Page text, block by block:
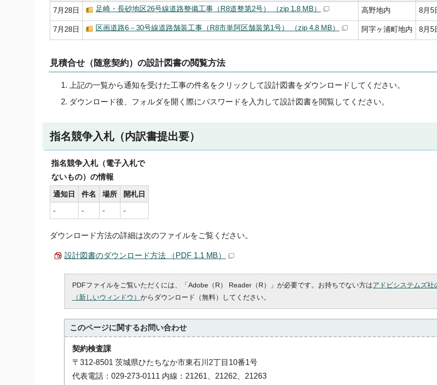
7月28日
足崎・長砂地区26号線道路整備工事（R8道整第2号） （zip 1.8 MB） 高野地内 8月5
7月28日 区画道路6－30号線道路舗装工事（R8市単阿区舗装第1号） （zip 4.8 MB） 阿字ヶ浦町地内 8月5
見積合せ（随意契約）の設計図書の閲覧方法
上記の一覧から通知を受けた工事の件名をクリックして設計図書をダウンロードしてください。
ダウンロード後、フォルダを開く際にパスワードを入力して設計図書を閲覧してください。
指名競争入札（内訳書提出要）
指名競争入札（電子入札で
ないもの）の情報
通知日 件名 場所
開札日
-
- - -
ダウンロード方法の詳細は次のファイルをご覧ください。
設計図書のダウンロード方法 （PDF 1.1 MB）
PDFファイルをご覧いただくには、「Adobe（R） Reader（R）」が必要です。お持ちでない方はアドビシステムズ社
（新しいウィンドウ） からダウンロード（無料）してください。
このページに関するお問い合わせ
契約検査課
〒312-8501 茨城県ひたちなか市東石川2丁目10番1号
代表電話：029-273-0111 内線：21261、21262、21263